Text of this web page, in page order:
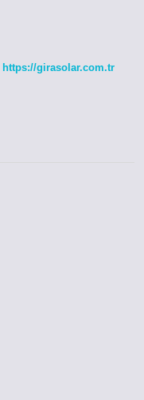
https://girasolar.com.tr